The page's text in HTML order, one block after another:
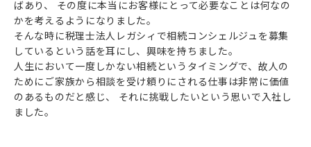
ばあり、 その度に本当にお客様にとって必要なことは何なの
かを考えるようになりました。
そんな時に税理士法人レガシィで相続コンシェルジュを募集
しているという話を耳にし、興味を持ちました。
人生において一度しかない相続というタイミングで、故人の
ためにご家族から相談を受け頼りにされる仕事は非常に価値
のあるものだと感じ、 それに挑戦したいという思いで入社し
ました。